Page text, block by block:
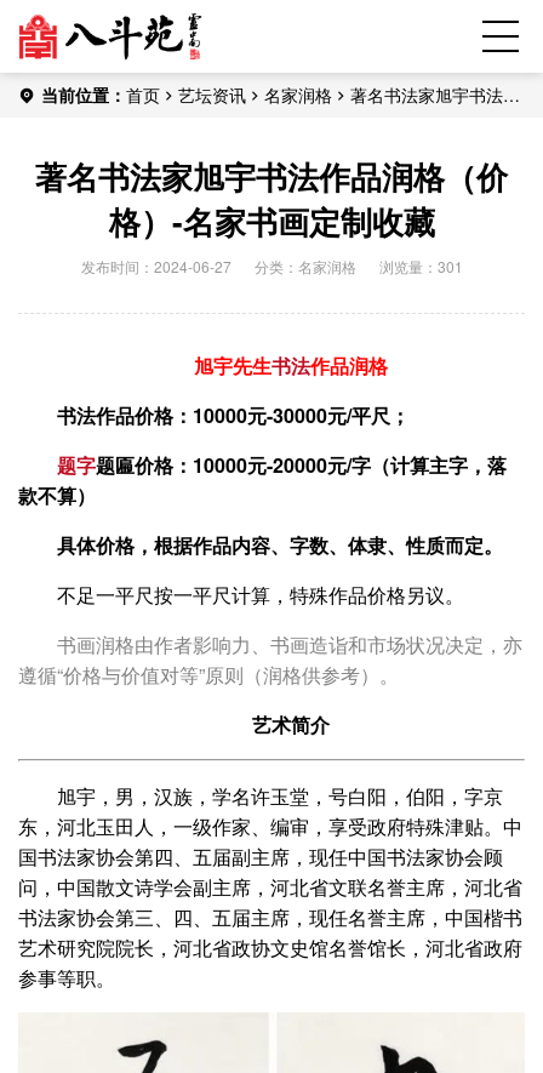
当前位置： 首页 艺坛资讯 名家润格
著名书法家旭宇书法作
著名书法家旭宇书法作品润格（价
格）-名家书画定制收藏
发布时间：2024-06-27 分类： 名家润格 浏览量：301
旭宇先生书法作品润格
书法作品价格：10000元-30000元/平尺；
题字题匾价格：10000元-20000元/字（计算主字，落
款不算）
具体价格，根据作品内容、字数、体隶、性质而定。
不足一平尺按一平尺计算，特殊作品价格另议。
书画润格由作者影响力、书画造诣和市场状况决定，亦
遵循“价格与价值对等”原则（润格供参考）。
艺术简介
旭宇，男，汉族，学名许玉堂，号白阳，伯阳，字京
东，河北玉田人，一级作家、编审，享受政府特殊津贴。中
国书法家协会第四、五届副主席，现任中国书法家协会顾
问，中国散文诗学会副主席，河北省文联名誉主席，河北省
书法家协会第三、四、五届主席，现任名誉主席，中国楷书
艺术研究院院长，河北省政协文史馆名誉馆长，河北省政府
参事等职。